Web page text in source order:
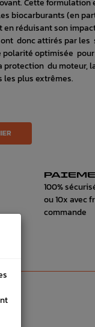
biocarburants (en
en réduisant son
donc attirés par les
polarité optimisée
protection du moteur,
plus extrêmes.
100%
ou 10x avec
commande